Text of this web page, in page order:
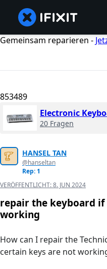
Gemeinsam reparieren -
853489
Electronic
20 Fragen
HANSEL TAN
@hanseltan
Rep: 1
VERÖFFENTLICHT:8. JUN 2024
repair the keyboard
working
How can I repair the
certain keys are not